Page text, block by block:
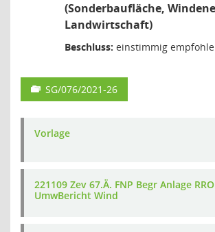
(Sonderbaufläche,
Landwirtschaft)
Beschluss: einstimmig
SG/076/2021-26
Vorlage
221109 Zev 67.Ä. FNP Begr Anlage
UmwBericht Wind